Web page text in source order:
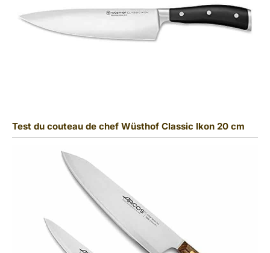
Test du couteau de chef Wüsthof Classic Ikon 20 cm